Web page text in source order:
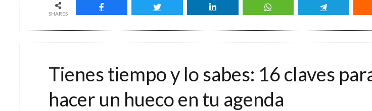
(II):
tu
productiva
televisión
SHARES
Tienes tiempo y lo sabes: 16 claves
hacer un hueco en tu agenda